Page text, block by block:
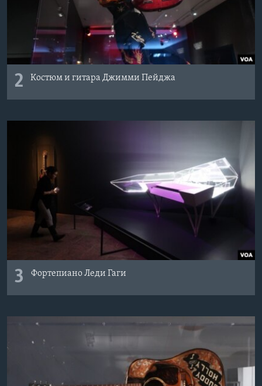
2 Костюм и гитара Джимми Пейджа
3 Фортепиано Леди Гаги